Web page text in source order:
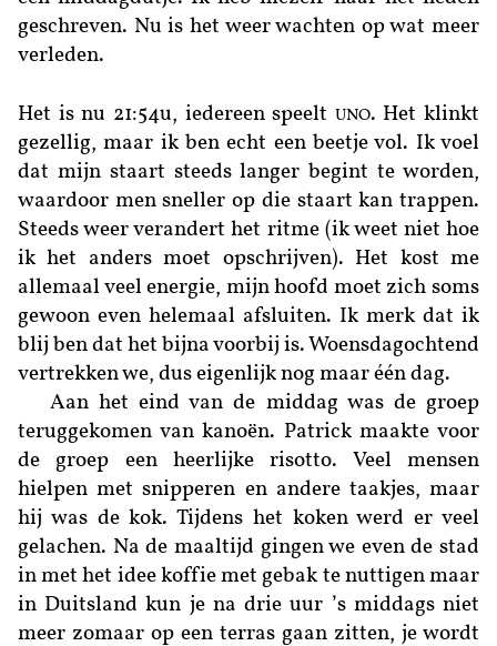
geschreven. Nu is het weer wachten op wat meer
verleden.
Het is nu 21:54u, iedereen speelt UNO. Het klinkt
gezellig, maar ik ben echt een beetje vol. Ik voel
dat mijn staart steeds langer begint te worden,
waardoor men sneller op die staart kan trappen.
Steeds weer verandert het ritme (ik weet niet hoe
ik het anders moet opschrijven). Het kost me
allemaal veel energie, mijn hoofd moet zich soms
gewoon even helemaal afsluiten. Ik merk dat ik
blij ben dat het bijna voorbij is. Woensdagochtend
vertrekken we, dus eigenlijk nog maar één dag.
Aan het eind van de middag was de groep
teruggekomen van kanoën. Patrick maakte voor
de groep een heerlijke risotto. Veel mensen
hielpen met snipperen en andere taakjes, maar
hij was de kok. Tijdens het koken werd er veel
gelachen. Na de maaltijd gingen we even de stad
in met het idee koffie met gebak te nuttigen maar
in Duitsland kun je na drie uur ’s middags niet
meer zomaar op een terras gaan zitten, je wordt